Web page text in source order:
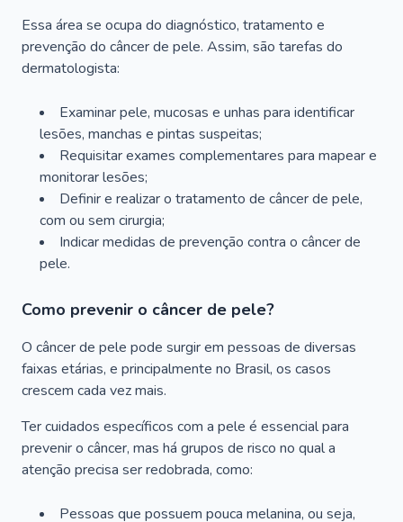
Essa área se ocupa do diagnóstico, tratamento e
prevenção do câncer de pele. Assim, são tarefas do
dermatologista:
Examinar pele, mucosas e unhas para identificar
lesões, manchas e pintas suspeitas;
Requisitar exames complementares para mapear e
monitorar lesões;
Definir e realizar o tratamento de câncer de pele,
com ou sem cirurgia;
Indicar medidas de prevenção contra o câncer de
pele.
Como prevenir o câncer de pele?
O câncer de pele pode surgir em pessoas de diversas
faixas etárias, e principalmente no Brasil, os casos
crescem cada vez mais.
Ter cuidados específicos com a pele é essencial para
prevenir o câncer, mas há grupos de risco no qual a
atenção precisa ser redobrada, como:
Pessoas que possuem pouca melanina, ou seja,